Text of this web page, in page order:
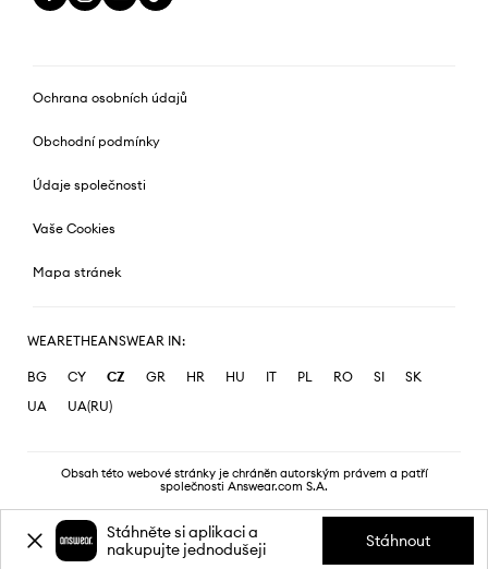
Ochrana osobních údajů
Obchodní podmínky
Údaje společnosti
Vaše Cookies
Mapa stránek
WEARETHEANSWEAR IN:
BG CY CZ GR HR HU IT PL RO SI
SK
UA
UA(RU)
Obsah této webové stránky je chráněn autorským právem a patří
společnosti Answear.com S.A.
Stáhněte si aplikaci a
nakupujte jednodušeji
Stáhnout